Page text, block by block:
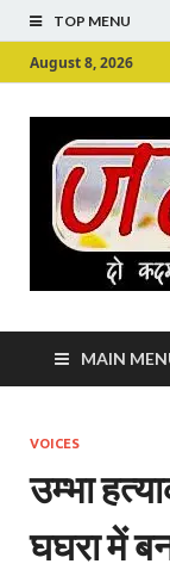
TOP MENU
August 8, 2026
MAIN
VOICES
उम्‍भा
घघरा में